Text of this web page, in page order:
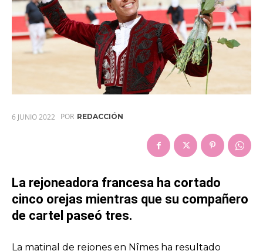
6 JUNIO 2022 POR REDACCIÓN
La rejoneadora francesa ha cortado
cinco orejas mientras que su compañero
de cartel paseó tres.
La matinal de rejones en Nîmes ha resultado